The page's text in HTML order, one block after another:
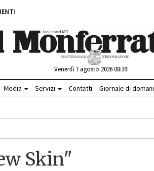
Venerdì 7 agosto 2026 08:39
Media Servizi Contatti Giornale di domani
Skin"